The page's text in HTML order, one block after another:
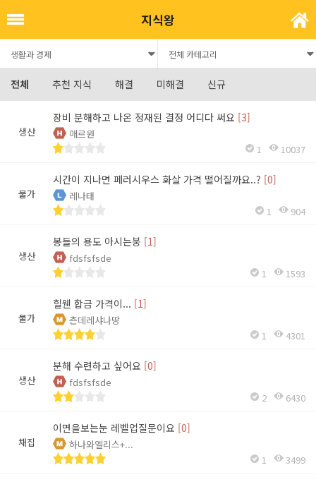
지식왕
전체 추천 지식 해결 미해결 신규
생산
장비 분해하고 나온 정재된 결정 어디다 써요 [3]
애르원
1
10037
물가
시간이 지나면 페러시우스 화살 가격 떨어질까요..? [0]
레나태
1
904
생산
봉들의 용도 아시는붕 [1]
fdsfsfsde
1
1593
물가
힐웬 합금 가격이... [1]
츤데레샤나땅
1
4301
생산
분해 수련하고 싶어요 [0]
fdsfsfsde
2
6430
채집
이면을보는눈 레벨업질문이요 [0]
하나와엘리스+...
1
3499